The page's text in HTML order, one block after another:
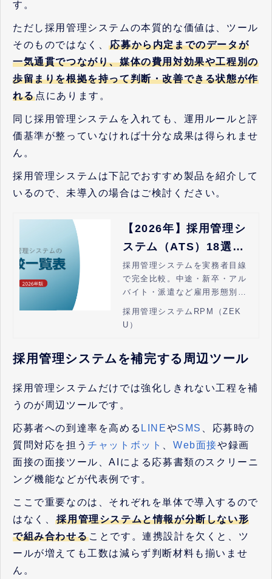
す。
ただし採用管理システムの本質的な価値は、ツール
そのものではなく、応募から内定までのデータが
一気通貫でつながり、媒体の費用対効果や工程別の
歩留まりを根拠を持って判断・改善できる状態が作
れる 点にあります。
同じ採用管理システムを入れても、運用ルールと評
価基準が整っていなければ十分な成果は得られませ
ん。
採用管理システムは下記でおすすめ製品を紹介して
いるので、未導入の場合はご検討ください。
【2026年】採用管理シ
ステム（ATS）18選を
比較！失敗しない選び
方や料金プランも解説
採用管理システムを実務者目線
で完全比較。中途・新卒・アル
バイト・派遣など雇用形態別に
を公開中。
採用管理システムRPM（ZEK
U）
採用管理システムを補完する周辺ツール
採用管理システムだけでは強化しきれない工程を補
うのが周辺ツールです。
応募者への到達率を高める LINEやSMS
、応募時の
質問対応を担うチャットボット 、Web面接や録画
面接の面接ツール、AIによる応募書類のスクリーニ
ング機能などが代表例です。
ここで重要なのは、それぞれを単体で導入するので
はなく、採用管理システムと情報が分断しない形
で組み合わせる ことです。連携設計を欠くと、ツ
ールが増えても工数は減らず判断材料も揃いませ
ん。